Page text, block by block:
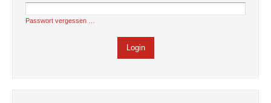
Passwort vergessen …